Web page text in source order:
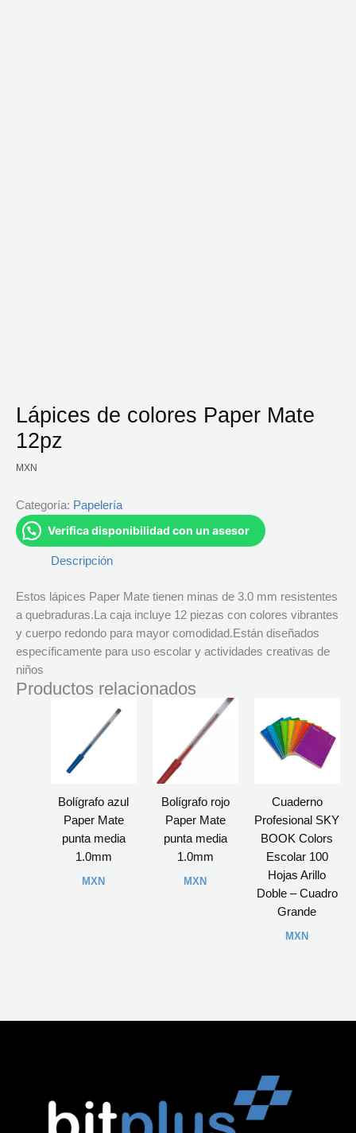
Lápices de colores Paper Mate
12pz
MXN
Categoría: Papelería
Verifica disponibilidad con un asesor
Descripción
Estos lápices Paper Mate tienen minas de 3.0 mm resistentes
a quebraduras.La caja incluye 12 piezas con colores vibrantes
y cuerpo redondo para mayor comodidad.Están diseñados
específicamente para uso escolar y actividades creativas de
niños
Productos relacionados
Bolígrafo azul
Paper Mate
punta media
1.0mm
MXN
Bolígrafo rojo
Paper Mate
punta media
1.0mm
MXN
Cuaderno
Profesional SKY
BOOK Colors
Escolar 100
Hojas Arillo
Doble – Cuadro
Grande
MXN